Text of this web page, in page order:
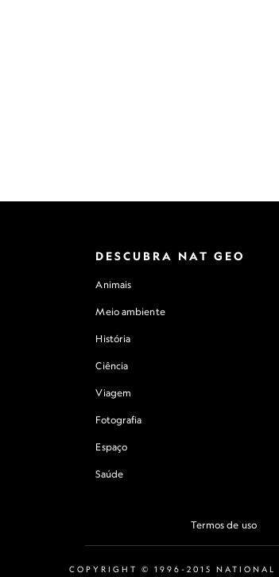
DESCUBRA NAT GEO
Animais
Meio ambiente
História
Ciência
Viagem
Fotografia
Espaço
Saúde
Termos de uso
COPYRIGHT © 1996-2015 NATIONAL